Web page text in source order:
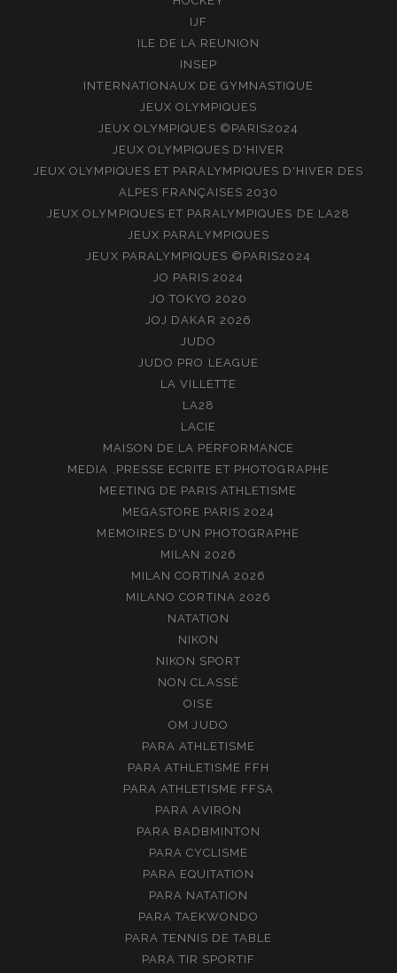
IJF
ILE DE LA REUNION
INSEP
INTERNATIONAUX DE GYMNASTIQUE
JEUX OLYMPIQUES
JEUX OLYMPIQUES ©PARIS2024
JEUX OLYMPIQUES D'HIVER
JEUX OLYMPIQUES ET PARALYMPIQUES D'HIVER DES
ALPES FRANÇAISES 2030
JEUX OLYMPIQUES ET PARALYMPIQUES DE LA28
JEUX PARALYMPIQUES
JEUX PARALYMPIQUES ©PARIS2024
JO PARIS 2024
JO TOKYO 2020
JOJ DAKAR 2026
JUDO
JUDO PRO LEAGUE
LA VILLETTE
LA28
LACIE
MAISON DE LA PERFORMANCE
MEDIA ,PRESSE ECRITE ET PHOTOGRAPHE
MEETING DE PARIS ATHLETISME
MEGASTORE PARIS 2024
MEMOIRES D'UN PHOTOGRAPHE
MILAN 2026
MILAN CORTINA 2026
MILANO CORTINA 2026
NATATION
NIKON
NIKON SPORT
NON CLASSÉ
OISE
OM JUDO
PARA ATHLETISME
PARA ATHLETISME FFH
PARA ATHLETISME FFSA
PARA AVIRON
PARA BADBMINTON
PARA CYCLISME
PARA EQUITATION
PARA NATATION
PARA TAEKWONDO
PARA TENNIS DE TABLE
PARA TIR SPORTIF